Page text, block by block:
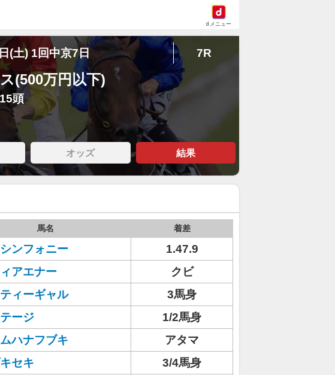
dメニュー
(土) 1回中京7日 7R
(500万円以下)
頭
オッズ 結果
馬名 着差
ンフォニー
1.47.9
アエナー
クビ
ィーギャル
3馬身
ージ
1/2馬身
ハナフブキ
アタマ
セキ
3/4馬身